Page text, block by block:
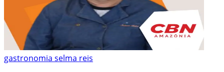
gastronomia selma reis